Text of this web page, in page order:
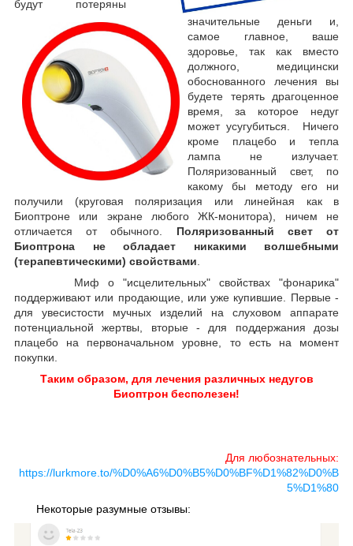
будут потеряны
значительные деньги и,
самое главное, ваше
здоровье, так как вместо
должного, медицински
обоснованного лечения вы
будете терять драгоценное
время, за которое недуг
может усугубиться. Ничего
кроме плацебо и тепла
лампа не излучает.
Поляризованный свет, по
какому бы методу его ни
получили (круговая поляризация или линейная как в
Биоптроне или экране любого ЖК-монитора), ничем не
отличается от обычного. Поляризованный свет от
Биоптрона не обладает никакими волшебными
(терапевтическими) свойствами
Миф о "исцелительных" свойствах "фонарика"
поддерживают или продающие, или уже купившие. Первые -
для увесистости мучных изделий на слуховом аппарате
потенциальной жертвы, вторые - для поддержания дозы
плацебо на первоначальном уровне, то есть на момент
покупки.
Таким образом, для лечения различных недугов
Биоптрон бесполезен!
Для любознательных:
https://lurkmore.to/%D0%A6%D0%B5%D0%BF%D1%82%D0%B
5%D1%80
Некоторые разумные отзывы: